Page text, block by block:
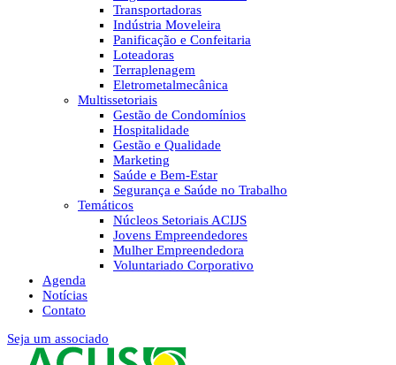
Transportadoras
Indústria Moveleira
Panificação e Confeitaria
Loteadoras
Terraplenagem
Eletrometalmecânica
Multissetoriais
Gestão de Condomínios
Hospitalidade
Gestão e Qualidade
Marketing
Saúde e Bem-Estar
Segurança e Saúde no Trabalho
Temáticos
Núcleos Setoriais ACIJS
Jovens Empreendedores
Mulher Empreendedora
Voluntariado Corporativo
Agenda
Notícias
Contato
Seja um associado